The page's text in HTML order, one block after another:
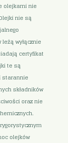
olejkami nie
nie są
wyłącznie
certyfikat
te są
starannie
składników
oraz nie
olejków